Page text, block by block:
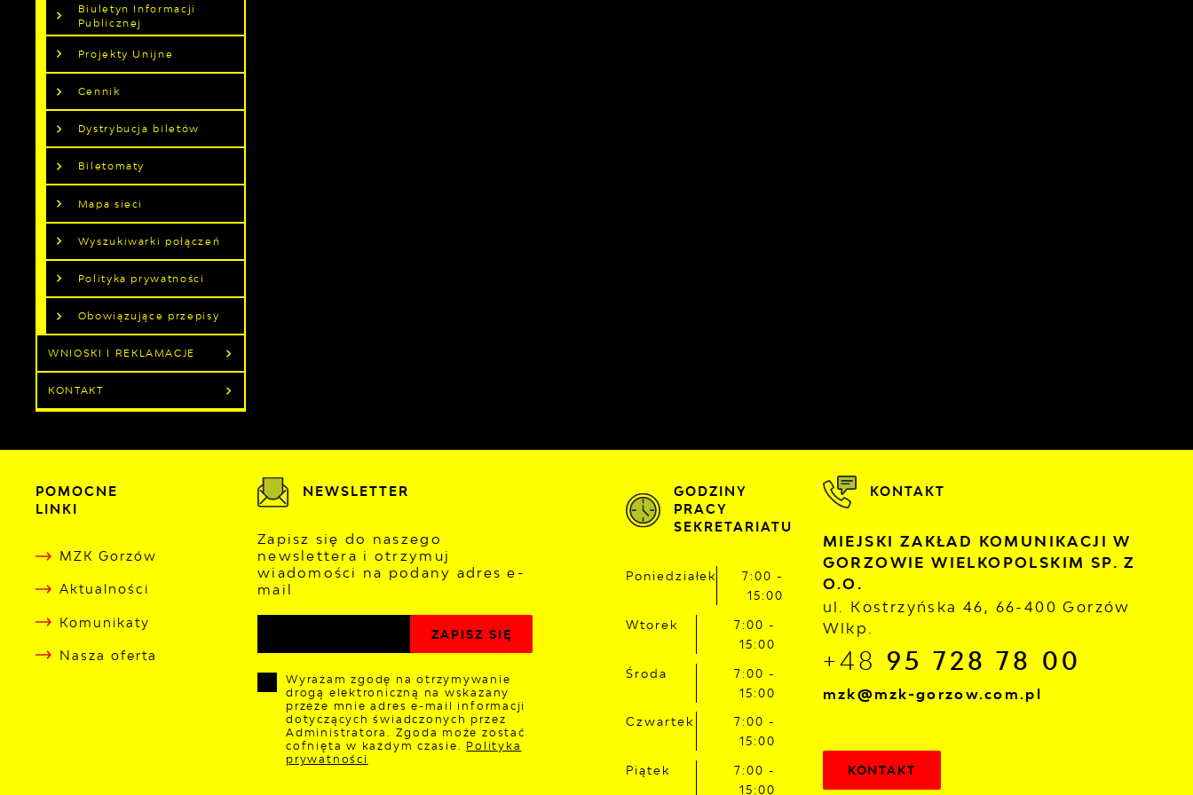
Biuletyn Informacji
Publicznej
Projekty Unijne
Cennik
Dystrybucja biletów
Biletomaty
Mapa sieci
Wyszukiwarki połączeń
Polityka prywatności
Obowiązujące przepisy
WNIOSKI I REKLAMACJE
KONTAKT
POMOCNE
LINKI
MZK Gorzów
Aktualności
Komunikaty
Nasza oferta
NEWSLETTER
Zapisz się do naszego
newslettera i otrzymuj
wiadomości na podany adres e-
mail
Wyrażam zgodę na otrzymywanie
drogą elektroniczną na wskazany
przeze mnie adres e-mail informacji
dotyczących świadczonych przez
Administratora. Zgoda może zostać
cofnięta w każdym czasie. Polityka
prywatności
GODZINY
PRACY
SEKRETARIATU
Poniedziałek
7:00 -
15:00
Wtorek
7:00 -
15:00
Środa
7:00 -
15:00
Czwartek
7:00 -
15:00
Piątek
7:00 -
15:00
KONTAKT
MIEJSKI ZAKŁAD KOMUNIKACJI W
GORZOWIE WIELKOPOLSKIM SP. Z
O.O.
ul. Kostrzyńska 46, 66-400 Gorzów
Wlkp.
+48 95 728 78 00
mzk@mzk-gorzow.com.pl
KONTAKT